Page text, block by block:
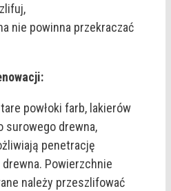
nie powinna przekraczać
powłoki farb, lakierów
surowego drewna,
penetrację
drewna. Powierzchnie
należy przeszlifować